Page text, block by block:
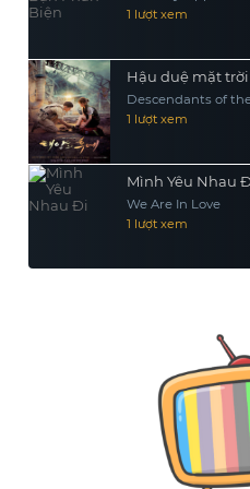
1 lượt xem
Hậu duệ mặt trời
Descendants of
1 lượt xem
Mình Yêu Nhau
We Are In Love
1 lượt xem